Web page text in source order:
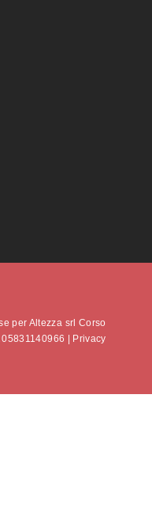
per Altezza srl Corso
|
Privacy